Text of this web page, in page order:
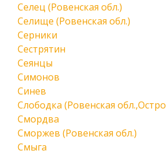
Селец (Ровенская обл.)
Селище (Ровенская обл.)
Серники
Сестрятин
Сеянцы
Симонов
Синев
Слободка (Ровенская
Смордва
Сморжев (Ровенская обл.)
Смыга